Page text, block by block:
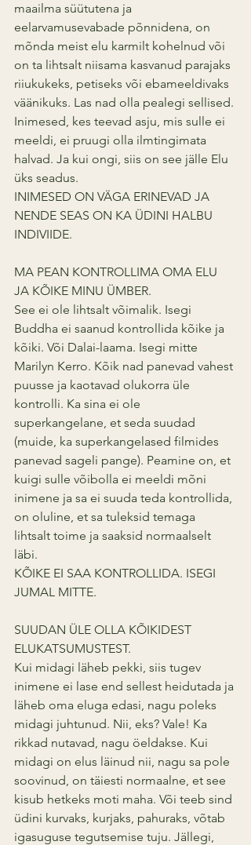
maailma süütutena ja
eelarvamusevabade põnnidena, on
mõnda meist elu karmilt kohelnud või
on ta lihtsalt niisama kasvanud parajaks
riiukukeks, petiseks või ebameeldivaks
väänikuks. Las nad olla pealegi sellised.
Inimesed, kes teevad asju, mis sulle ei
meeldi, ei pruugi olla ilmtingimata
halvad. Ja kui ongi, siis on see jälle Elu
üks seadus.
INIMESED ON VÄGA ERINEVAD JA
NENDE SEAS ON KA ÜDINI HALBU
INDIVIIDE.
MA PEAN KONTROLLIMA OMA ELU
JA KÕIKE MINU ÜMBER.
See ei ole lihtsalt võimalik. Isegi
Buddha ei saanud kontrollida kõike ja
kõiki. Või Dalai-laama. Isegi mitte
Marilyn Kerro. Kõik nad panevad vahest
puusse ja kaotavad olukorra üle
kontrolli. Ka sina ei ole
superkangelane, et seda suudad
(muide, ka superkangelased filmides
panevad sageli pange). Peamine on, et
kuigi sulle võibolla ei meeldi mõni
inimene ja sa ei suuda teda kontrollida,
on oluline, et sa tuleksid temaga
lihtsalt toime ja saaksid normaalselt
läbi.
KÕIKE EI SAA KONTROLLIDA. ISEGI
JUMAL MITTE.
SUUDAN ÜLE OLLA KÕIKIDEST
ELUKATSUMUSTEST.
Kui midagi läheb pekki, siis tugev
inimene ei lase end sellest heidutada ja
läheb oma eluga edasi, nagu poleks
midagi juhtunud. Nii, eks? Vale! Ka
rikkad nutavad, nagu öeldakse. Kui
midagi on elus läinud nii, nagu sa pole
soovinud, on täiesti normaalne, et see
kisub hetkeks moti maha. Või teeb sind
üdini kurvaks, kurjaks, pahuraks, võtab
igasuguse tegutsemise tuju. Jällegi,